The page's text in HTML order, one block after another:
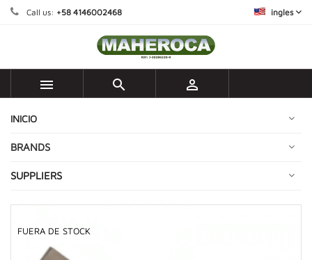
Call us: +58 4146002468 ingles
  
INICIO
BRANDS
SUPPLIERS
FUERA DE STOCK